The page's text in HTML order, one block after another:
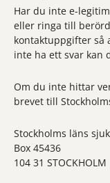
Har du inte e-
eller ringa till
kontaktuppgifter så
inte ha ett svar kan
Om du inte hittar
brevet till
Stockholms läns
Box 45436
104 31 STOCKHOLM